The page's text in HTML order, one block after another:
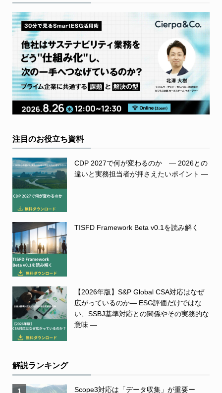
注目のお役立ち資料
CDP 2027で何が変わるのか ― 2026との
違いと実務担当者が押さえたいポイント ―
TISFD Framework Beta v0.1を読み解く
【2026年版】S&P Global CSA対応はなぜ
広がっているのか― ESG評価だけではな
い、SSBJ基準対応との関係やその実務的な
意味 ―
解説ランキング
1
Scope3対応は「データ収集」が重要ー